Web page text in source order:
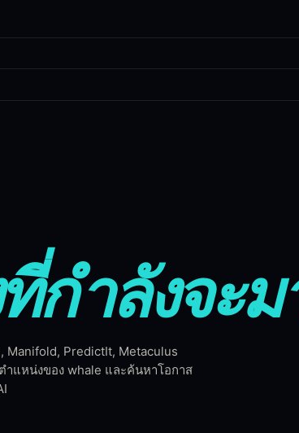
market venues into a single live feed.
which side
กำลังจะม
Manifold, PredictIt, Metaculus
ำแหน่งของ whale และค้นหาโอกาส